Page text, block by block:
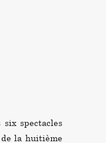
spectacles
la huitième